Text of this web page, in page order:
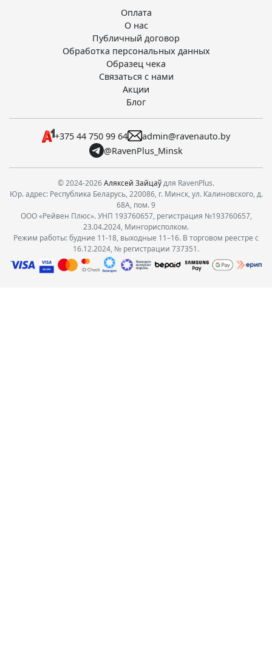
Оплата
О нас
Публичный договор
Обработка персональных данных
Образец чека
Связаться с нами
Акции
Блог
+375 44 750 99 64
admin@ravenauto.by
@RavenPlus_Minsk
© 2024-2026Аляксей Зайцаўдля RavenPlus.
Юр. адрес: Республика Беларусь, 220086, г. Минск, ул. Калиновского, д.
68А, пом. 9
ООО «Рейвен Плюс». УНП 193760657, регистрация №193760657,
23.04.2024, Мингорисполком.
Режим работы: будние 11-18, выходные 11–16. В торговом реестре с
16.12.2024, № регистрации 737351.